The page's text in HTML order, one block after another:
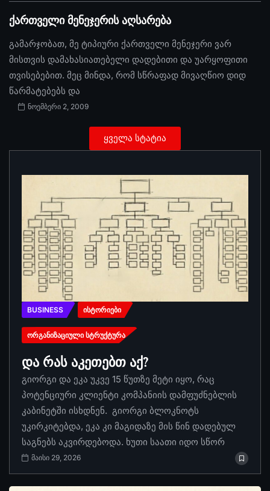
ქართველი მენეჯერის აღსარება
გამარჯობათ, მე ტიპიური ქართველი მენეჯერი ვარ
მისთვის დამახასიათებელი დადებითი და უარყოფითი
თვისებებით. მეც მინდა, რომ სწრაფად მივაღწიო დიდ
წარმატებებს და
ნოემბერი 2, 2009
ყველა სტატია
BUSINESS ᲘᲡᲢᲝᲠᲘᲔᲑᲘ
ᲝᲠᲒᲐᲜᲘᲖᲐᲪᲘᲣᲚᲘ ᲡᲢᲠᲣᲥᲢᲣᲠᲐ
და რას აკეთებთ აქ?
გიორგი და ეკა უკვე 15 წუთზე მეტი იყო, რაც
პოტენციური კლიენტი კომპანიის დამფუძნებლის
კაბინეტში ისხდნენ. გიორგი ბლოკნოტს
უკირკიტებდა, ეკა კი მაგიდაზე მის წინ დადებულ
საგნებს აკვირდებოდა. ხუთი საათი იდო სწორ
მაისი 29, 2026